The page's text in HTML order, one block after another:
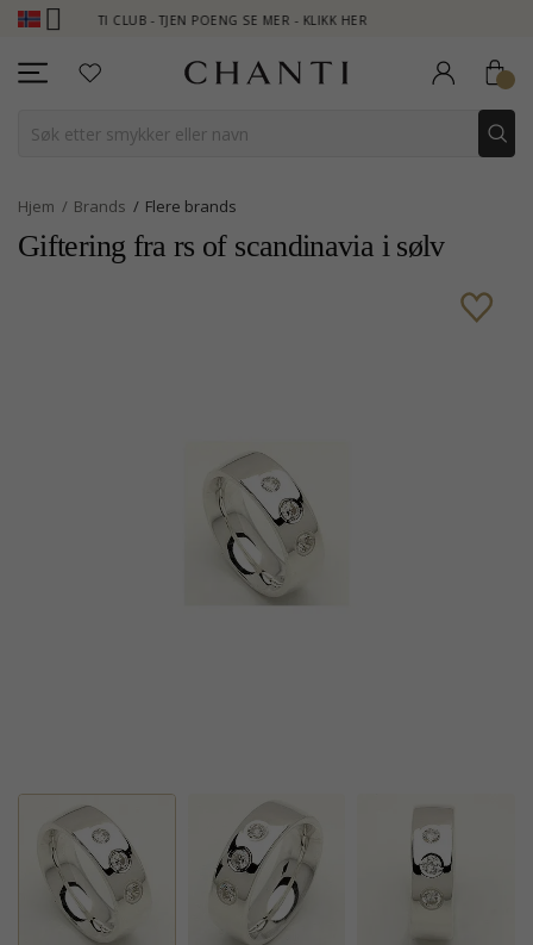
CLUB - TJEN POENG SE MER - KLIKK HER
Hjem Brands Flere brands
Giftering fra rs of scandinavia i sølv